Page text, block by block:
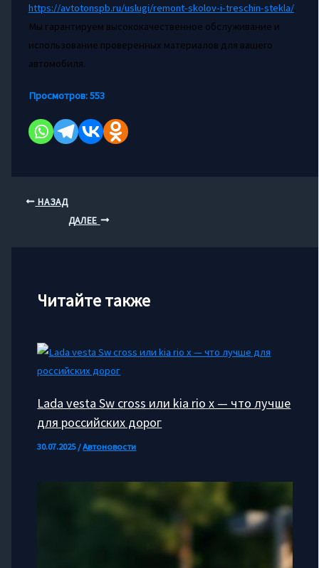
https://avtotonspb.ru/uslugi/remont-skolov-i-treschin-stekla/.
Мы гарантируем высококачественное обслуживание и
использование проверенных материалов для вашего
автомобиля.
Просмотров:553
НАЗАД
ДАЛЕЕ
Читайте также
Lada vesta Sw cross или kia rio x — что лучше
для российских дорог
30.07.2025/Автоновости